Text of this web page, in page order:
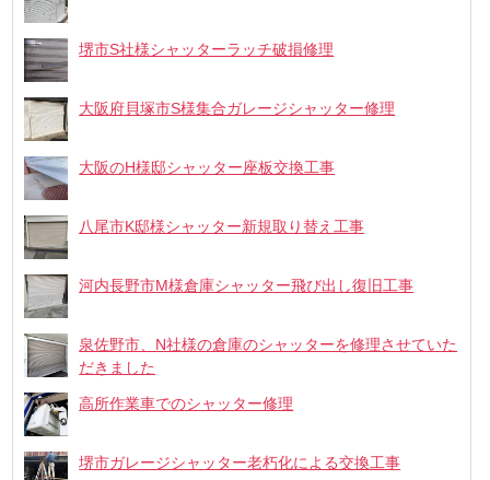
堺市S社様シャッターラッチ破損修理
大阪府貝塚市S様集合ガレージシャッター修理
大阪のH様邸シャッター座板交換工事
八尾市K邸様シャッター新規取り替え工事
河内長野市M様倉庫シャッター飛び出し復旧工事
泉佐野市、N社様の倉庫のシャッターを修理させていた
だきました
高所作業車でのシャッター修理
堺市ガレージシャッター老朽化による交換工事